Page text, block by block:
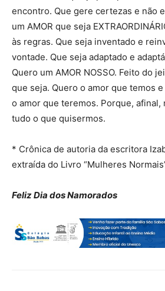
encontro. Que gere certezas e não
um AMOR que seja
às regras. Que seja inventado e
vontade. Que seja adaptado e
Quero um AMOR NOSSO. Feito do
que seja. Quero o amor que temos
o amor que teremos. Porque, afinal,
tudo o que quisermos.
* Crônica de autoria da escritora
extraída do Livro “Mulheres
Feliz Dia dos